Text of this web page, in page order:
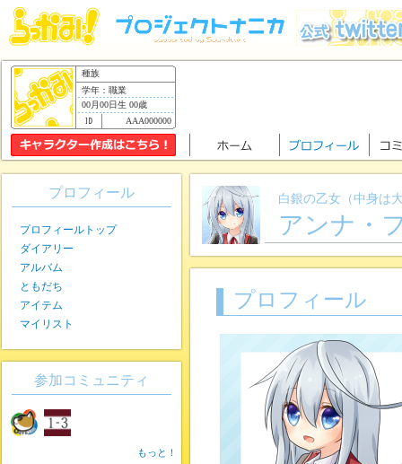
種族
学年：職業
00月00日生 00歳
AAA000000
白銀の乙女（中身は
アンナ・
プロフィール
プロフィール
プロフィールトップ
ダイアリー
アルバム
ともだち
アイテム
マイリスト
参加コミュニティ
もっと！